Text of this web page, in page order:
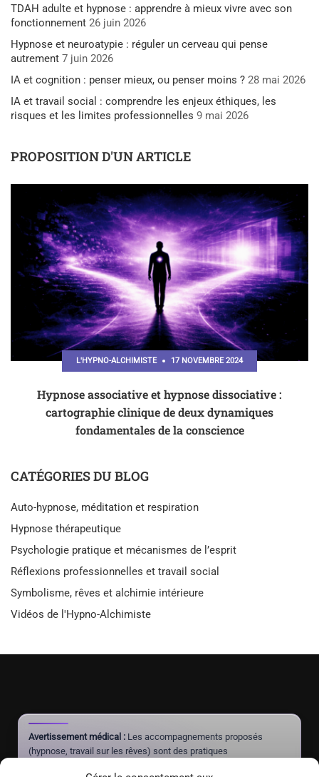
TDAH adulte et hypnose : apprendre à mieux vivre avec son
fonctionnement 26 juin 2026
Hypnose et neuroatypie : réguler un cerveau qui pense
autrement 7 juin 2026
IA et cognition : penser mieux, ou penser moins ? 28 mai 2026
IA et travail social : comprendre les enjeux éthiques, les
risques et les limites professionnelles 9 mai 2026
PROPOSITION D'UN ARTICLE
L'HYPNO-ALCHIMISTE 17 NOVEMBRE 2024
Hypnose associative et hypnose dissociative :
cartographie clinique de deux dynamiques
fondamentales de la conscience
CATÉGORIES DU BLOG
Auto-hypnose, méditation et respiration
Hypnose thérapeutique
Psychologie pratique et mécanismes de l’esprit
Réflexions professionnelles et travail social
Symbolisme, rêves et alchimie intérieure
Vidéos de l'Hypno-Alchimiste
Avertissement médical : Les accompagnements proposés
(hypnose, travail sur les rêves) sont des pratiques